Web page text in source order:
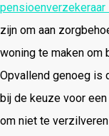
pensioenverzekeraar
zijn om aan
woning te maken om
Opvallend genoeg is
bij de keuze voor
om niet te